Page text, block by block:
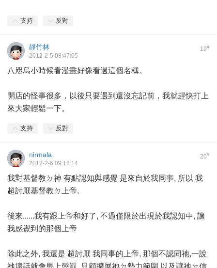
支持 反對
19#
靜竹林
2012-2-5 08:47:05
八咫烏小時候看漫畫好像看過這個名稱。
開店的怪事很多，以後只要遇到還沒忘記前，我就趕快打上
來大家輕鬆一下。
支持 反對
20#
nirmala
2012-2-6 09:16:14
我對基督教ㄉ神 有點認知與感覺 是來自於我同事, 所以 我
超討厭基督教ㄉ上帝,
後來......我有跟上帝和好了, 不過僅限於出現於我認知中, 讓
我感覺到的那個上帝
除此之外, 我還是 超討厭 我同事的上帝, 那個不認同祂,一說
祂壞話就會馬上懲罰, 只顧擴展祂ㄉ勢力範圍,以及讓祂ㄉ信